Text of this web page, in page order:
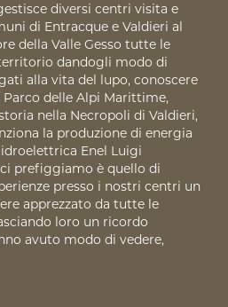
diversi centri visita e
di Entracque e Valdieri al
della Valle Gesso tutte le
dandogli modo di
alla vita del lupo, conoscere
delle Alpi Marittime,
nella Necropoli di Valdieri,
la produzione di energia
Enel Luigi
prefiggiamo è quello di
presso i nostri centri un
apprezzato da tutte le
loro un ricordo
avuto modo di vedere,